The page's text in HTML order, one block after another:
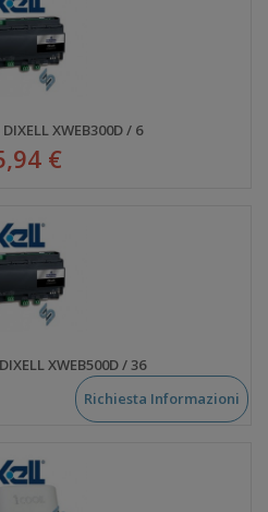
DIXELL XWEB300D / 6
€
XWEB500D / 36
Richiesta Informazioni